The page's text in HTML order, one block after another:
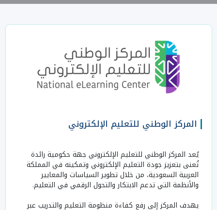
المركز الوطني للتعليم الإلكتروني
يُعد المركز الوطني للتعليم الإلكتروني جهة حكومية رائدة
تُعنى بتعزيز جودة التعليم الإلكتروني وتمكينه في المملكة
العربية السعودية، من خلال تطوير السياسات والمعايير
والأنظمة التي تدعم الابتكار والتحول الرقمي في التعليم.
يهدف المركز إلى رفع كفاءة منظومة التعليم والتدريب عبر